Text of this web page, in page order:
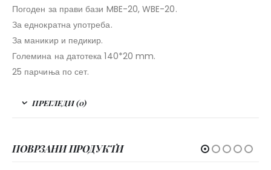
Погоден за прави бази MBE-20, WBE-20.
За еднократна употреба.
За маникир и педикир.
Големина на датотека 140*20 mm.
25 парчиња по сет.
ПРЕГЛЕДИ (0)
ПОВРЗАНИ ПРОДУКТИ